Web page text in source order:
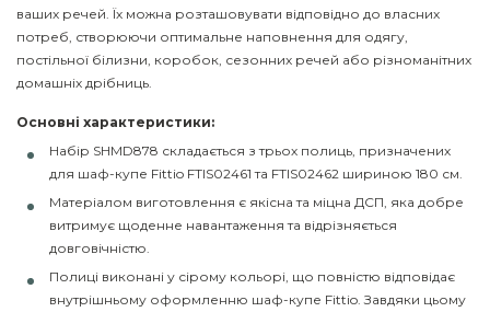
ваших речей. Їх можна розташовувати відповідно до власних
потреб, створюючи оптимальне наповнення для одягу,
постільної білизни, коробок, сезонних речей або різноманітних
домашніх дрібниць.
Основні характеристики:
Набір SHMD878 складається з трьох полиць, призначених
для шаф-купе Fittio FTIS02461 та FTIS02462 шириною 180 см.
Матеріалом виготовлення є якісна та міцна ДСП, яка добре
витримує щоденне навантаження та відрізняється
довговічністю.
Полиці виконані у сірому кольорі, що повністю відповідає
внутрішньому оформленню шаф-купе Fittio. Завдяки цьому